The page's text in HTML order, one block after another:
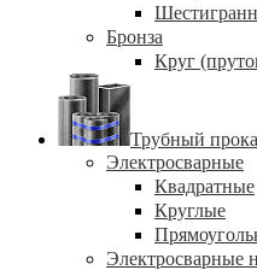
Бронза
Круг
Трубный
Электросварные
Квадратные
Круглые
Электросварные